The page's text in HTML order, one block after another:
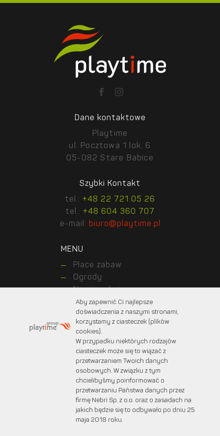
Dane kontaktowe
Playtime
ul. Pocztowa 1 lok. 6
05-082 Stare Babice
Szybki Kontakt
tel.: +48 22 721 05 26
tel.: +48 604 360 707
e-mail: biuro@playtime.pl
MENU
Place zabaw
Ogrody
Nawierzchnie
Realizacje
Kontakt z nami
O nas
Dla klientów
Dla projektantów
© 2025 PLAYTIME. Wszystkie prawa zastrzeżone.
Projekt graficzny:
marcinprojekt.com
Created by:
Fabryka w chmurach
Aby zapewnić Ci najlepsze
doświadczenia z naszymi stronami,
korzystamy z ciasteczek (plików
cookies).
W przypadku niektórych rodzajów
ciasteczek może się to wiązać z
przetwarzaniem Twoich danych
osobowych. W związku z tym
chcielibyśmy poinformować o
przetwarzaniu Państwa danych przez
firmę Nebri Sp. z o.o. oraz o zasadach na
jakich będzie się to odbywało po dniu 25
maja 2018 roku.